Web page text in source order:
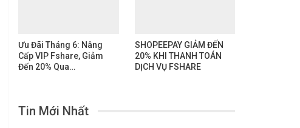
Ưu Đãi Tháng 6: Nâng
Cấp VIP Fshare, Giảm
Đến 20% Qua…
SHOPEEPAY GIẢM ĐẾN
20% KHI THANH TOÁN
DỊCH VỤ FSHARE
Tin Mới Nhất